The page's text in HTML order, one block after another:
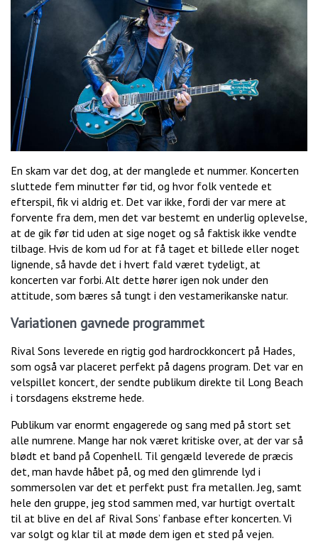
En skam var det dog, at der manglede et nummer. Koncerten
sluttede fem minutter før tid, og hvor folk ventede et
efterspil, fik vi aldrig et. Det var ikke, fordi der var mere at
forvente fra dem, men det var bestemt en underlig oplevelse,
at de gik før tid uden at sige noget og så faktisk ikke vendte
tilbage. Hvis de kom ud for at få taget et billede eller noget
lignende, så havde det i hvert fald været tydeligt, at
koncerten var forbi. Alt dette hører igen nok under den
attitude, som bæres så tungt i den vestamerikanske natur.
Variationen gavnede programmet
Rival Sons leverede en rigtig god hardrockkoncert på Hades,
som også var placeret perfekt på dagens program. Det var en
velspillet koncert, der sendte publikum direkte til Long Beach
i torsdagens ekstreme hede.
Publikum var enormt engagerede og sang med på stort set
alle numrene. Mange har nok været kritiske over, at der var så
blødt et band på Copenhell. Til gengæld leverede de præcis
det, man havde håbet på, og med den glimrende lyd i
sommersolen var det et perfekt pust fra metallen. Jeg, samt
hele den gruppe, jeg stod sammen med, var hurtigt overtalt
til at blive en del af Rival Sons’ fanbase efter koncerten. Vi
var solgt og klar til at møde dem igen et sted på vejen.